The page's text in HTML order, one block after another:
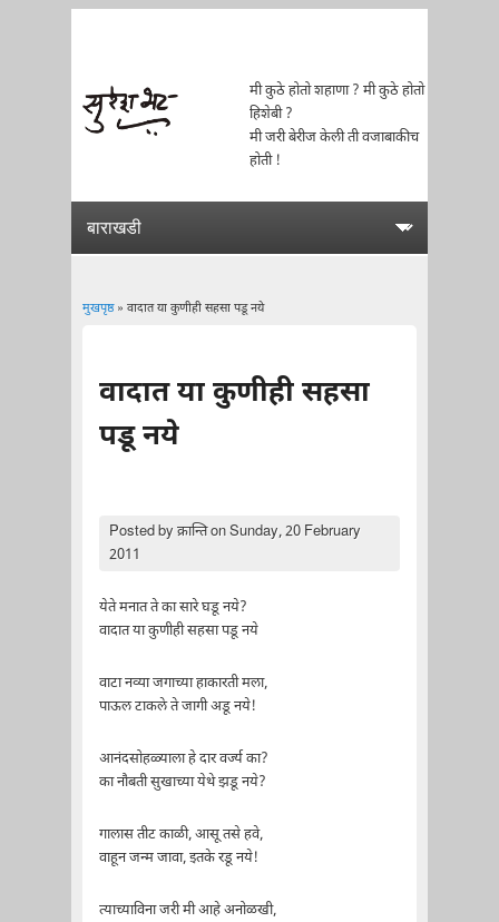
मी कुठे होतो शहाणा ? मी कुठे होतो
हिशेबी ?
मी जरी बेरीज केली ती वजाबाकीच
होती !
मुखपृष्ठ» वादात या कुणीही सहसा पडू नये
वादात या कुणीही सहसा
पडू नये
Posted byक्रान्तिon Sunday, 20 February
2011
येते मनात ते का सारे घडू नये?
वादात या कुणीही सहसा पडू नये
वाटा नव्या जगाच्या हाकारती मला,
पाऊल टाकले ते जागी अडू नये!
आनंदसोहळ्याला हे दार वर्ज्य का?
का नौबती सुखाच्या येथे झडू नये?
गालास तीट काळी, आसू तसे हवे,
वाहून जन्म जावा, इतके रडू नये!
त्याच्याविना जरी मी आहे अनोळखी,